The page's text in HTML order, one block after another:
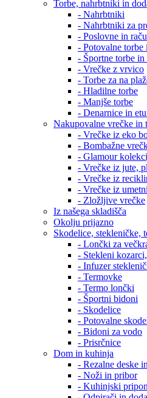
Torbe, nahrbtniki in
- Nahrbtniki
- Nahrbtniki za
- Poslovne in
- Potovalne
- Športne torbe
- Vrečke z vrvico
- Torbe za na
- Hladilne torbe
- Manjše torbe
- Denarnice in
Nakupovalne vrečke in
- Vrečke iz eko
- Bombažne
- Glamour
- Vrečke iz jute,
- Vrečke iz
- Vrečke iz
- Zložljive vrečke
Iz našega skladišča
Okolju prijazno
Skodelice, stekleničke,
- Lončki za
- Stekleni
- Infuzer
- Termovke
- Termo lončki
- Športni bidoni
- Skodelice
- Potovalne
- Bidoni za vodo
- Prisrčnice
Dom in kuhinja
- Rezalne deske
- Noži in pribor
- Kuhinjski